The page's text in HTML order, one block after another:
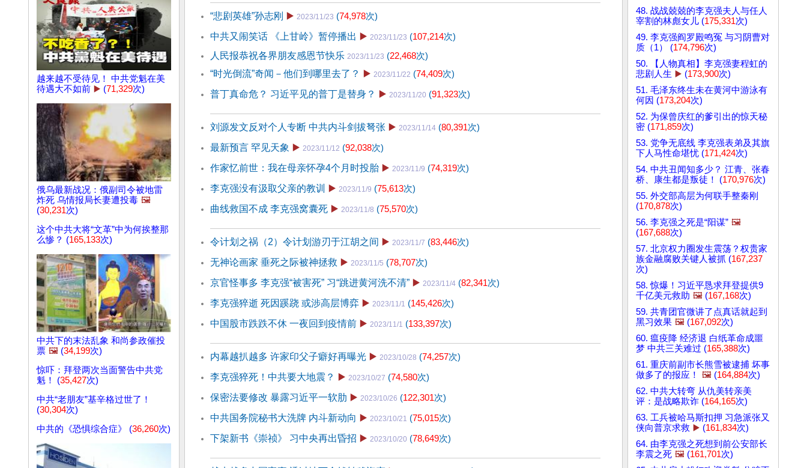
越来越不受待见！ 中共党魁在美
待遇大不如前 ▶️ (71,329次)
俄乌最新战况：俄副司令被地雷
炸死 乌情报局长妻遭投毒 🖼️
(30,231次)
这个中共大将“文革”中为何挨整那
么惨？ (165,133次)
中共下的末法乱象 和尚参政催投
票 🖼️ (34,199次)
惊吓：拜登两次当面警告中共党
魁！ (35,427次)
中共“老朋友”基辛格过世了！
(30,304次)
中共的《恐惧综合症》 (36,260次)
“悲剧英雄”孙志刚 ▶️ 2023/11/23 (74,978次)
中共又闹笑话 《上甘岭》暂停播出 ▶️ 2023/11/23 (107,214次)
人民报恭祝各界朋友感恩节快乐 2023/11/23 (22,468次)
“时光倒流”奇闻－他们到哪里去了？ ▶️ 2023/11/22 (74,409次)
普丁真命危？ 习近平见的普丁是替身？ ▶️ 2023/11/20 (91,323次)
刘源发文反对个人专断 中共内斗剑拔弩张 ▶️ 2023/11/14 (80,391次)
最新预言 罕见天象 ▶️ 2023/11/12 (92,038次)
作家忆前世：我在母亲怀孕4个月时投胎 ▶️ 2023/11/9 (74,319次)
李克强没有汲取父亲的教训
▶️ 2023/11/9 (75,613次)
曲线救国不成 李克强窝囊死 ▶️ 2023/11/8 (75,570次)
令计划之祸（2）令计划游刃于江胡之间 ▶️ 2023/11/7 (83,446次)
无神论画家 垂死之际被神拯救 ▶️ 2023/11/5 (78,707次)
京官怪事多 李克强“被害死” 习“跳进黄河洗不清” ▶️ 2023/11/4 (82,341次)
李克强猝逝 死因蹊跷 或涉高层博弈 ▶️ 2023/11/1 (145,426次)
中国股市跌跌不休 一夜回到疫情前 ▶️ 2023/11/1 (133,397次)
内幕越扒越多 许家印父子癖好再曝光 ▶️ 2023/10/28 (74,257次)
李克强猝死！中共要大地震？ ▶️ 2023/10/27 (74,580次)
保密法要修改 暴露习近平一软肋 ▶️ 2023/10/26 (122,301次)
中共国务院秘书大洗牌 内斗新动向 ▶️ 2023/10/21 (75,015次)
下架新书《崇祯》 习中央再出昏招 ▶️ 2023/10/20 (78,649次)
48. 战战兢兢的李克强夫人与任人
宰割的林彪女儿 (175,331次)
49. 李克强阎罗殿鸣冤 与习阴曹对
质（1） (174,796次)
50. 【人物真相】李克强妻程虹的
悲剧人生 ▶️ (173,900次)
51. 毛泽东终生未在黄河中游泳有
何因 (173,204次)
52. 为保曾庆红的爹引出的惊天秘
密 (171,859次)
53. 党争无底线 李克强表弟及其旗
下人马性命堪忧 (171,424次)
54. 中共丑闻知多少？ 江青、张春
桥、康生都是叛徒！ (170,976次)
55. 外交部高层为何联手整秦刚
(170,878次)
56. 李克强之死是“阳谋” 🖼️
(167,688次)
57. 北京权力圈发生震荡？权贵家
族金融腐败关键人被抓 (167,237
次)
58. 惊爆！习近平恳求拜登提供9
千亿美元救助 🖼️ (167,168次)
59. 共青团官微讲了点真话就起到
黑习效果 🖼️ (167,092次)
60. 瘟疫降 经济退 白纸革命成噩
梦 中共三关难过 (165,388次)
61. 重庆前副市长熊雪被逮捕 坏事
做多了的报应！
🖼️ (164,884次)
62. 中共大转弯 从仇美转亲美
评：是战略欺诈 (164,165次)
63. 工兵被哈马斯扣押 习急派张又
侠向普京求救 ▶️ (161,834次)
64. 由李克强之死想到前公安部长
李震之死 🖼️ (161,701次)